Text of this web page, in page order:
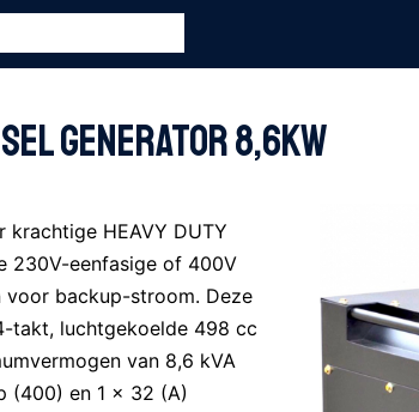
GENERATOR 8,6KW
HEAVY DUTY
230V-eenfasige of 400V
backup-stroom. Deze
takt, luchtgekoelde 498 cc
van 8,6 kVA
(400) en 1 x 32 (A)